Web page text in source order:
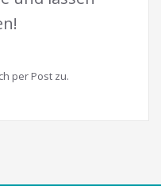
per Post zu.